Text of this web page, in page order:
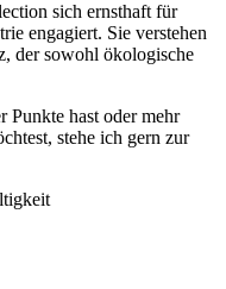
sich ernsthaft für
engagiert. Sie verstehen
der sowohl ökologische
Punkte hast oder mehr
stehe ich gern zur